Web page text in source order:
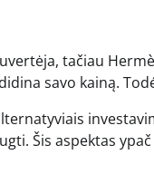
tačiau
savo kainą.
Šis aspektas